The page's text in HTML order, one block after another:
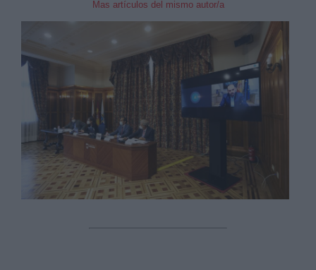
Mas artículos del mismo autor/a
Información adicional